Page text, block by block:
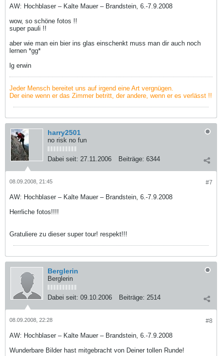
AW: Hochblaser – Kalte Mauer – Brandstein, 6.-7.9.2008
wow, so schöne fotos !!
super pauli !!
aber wie man ein bier ins glas einschenkt muss man dir auch noch
lernen *gg*
lg erwin
Jeder Mensch bereitet uns auf irgend eine Art vergnügen.
Der eine wenn er das Zimmer betritt, der andere, wenn er es verlässt !!
harry2501
no risk no fun
Dabei seit: 27.11.2006 Beiträge: 6344
#7
08.09.2008, 21:45
AW: Hochblaser – Kalte Mauer – Brandstein, 6.-7.9.2008
Herrliche fotos!!!!
Gratuliere zu dieser super tour! respekt!!!
Berglerin
Berglerin
Dabei seit: 09.10.2006 Beiträge: 2514
#8
08.09.2008, 22:28
AW: Hochblaser – Kalte Mauer – Brandstein, 6.-7.9.2008
Wunderbare Bilder hast mitgebracht von Deiner tollen Runde!